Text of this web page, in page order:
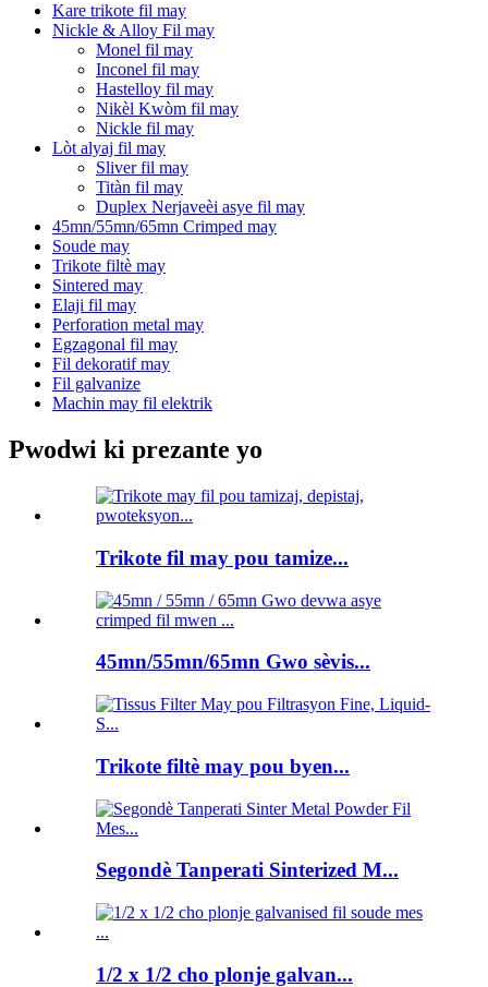
Kare trikote fil may
Nickle & Alloy Fil may
Monel fil may
Inconel fil may
Hastelloy fil may
Nikèl Kwòm fil may
Nickle fil may
Lòt alyaj fil may
Sliver fil may
Titàn fil may
Duplex Nerjaveèi asye fil may
45mn/55mn/65mn Crimped may
Soude may
Trikote filtè may
Sintered may
Elaji fil may
Perforation metal may
Egzagonal fil may
Fil dekoratif may
Fil galvanize
Machin may fil elektrik
Pwodwi ki prezante yo
Trikote fil may pou tamize...
45mn/55mn/65mn Gwo sèvis...
Trikote filtè may pou byen...
Segondè Tanperati Sinterized M...
1/2 x 1/2 cho plonje galvan...